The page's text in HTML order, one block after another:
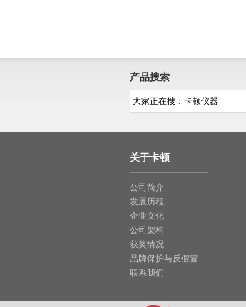
产品搜索
关于卡顿
公司简介
发展历程
企业文化
公司架构
获奖情况
品牌保护与反假冒
联系我们